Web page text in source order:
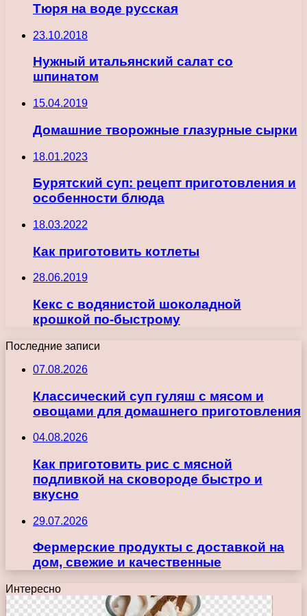
Тюря на воде русская
23.10.2018
Нужный итальянский салат со
шпинатом
15.04.2019
Домашние творожные глазурные сырки
18.01.2023
Бурятский суп: рецепт приготовления и
особенности блюда
18.03.2022
Как приготовить котлеты
28.06.2019
Кекс с водянистой шоколадной
крошкой по-быстрому
Последние записи
07.08.2026
Классический суп гуляш с мясом и
овощами для домашнего приготовления
04.08.2026
Как приготовить рис с мясной
подливкой на сковороде быстро и
вкусно
29.07.2026
Фермерские продукты с доставкой на
дом, свежие и качественные
Интересно